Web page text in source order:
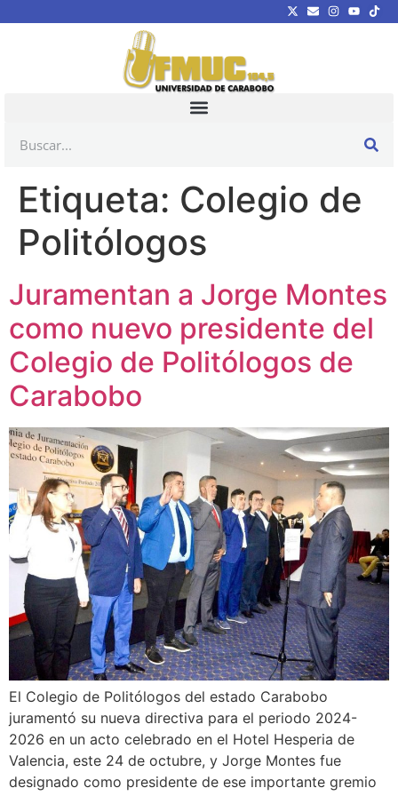
Etiqueta: Colegio de
Politólogos
Juramentan a Jorge Montes
como nuevo presidente del
Colegio de Politólogos de
Carabobo
El Colegio de Politólogos del estado Carabobo
juramentó su nueva directiva para el periodo 2024-
2026 en un acto celebrado en el Hotel Hesperia de
Valencia, este 24 de octubre, y Jorge Montes fue
designado como presidente de ese importante gremio